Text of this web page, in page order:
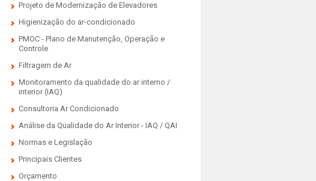
Projeto de Modernização de Elevadores
Higienização do ar-condicionado
PMOC - Plano de Manutenção, Operação e
Controle
Filtragem de Ar
Monitoramento da qualidade do ar interno /
interior (IAQ)
Consultoria Ar Condicionado
Análise da Qualidade do Ar Interior - IAQ / QAI
Normas e Legislação
Principais Clientes
Orçamento